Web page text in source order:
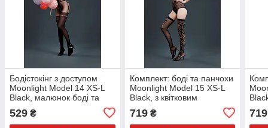
Бодістокінг з доступом
Moonlight Model 14 XS-L
Black, малюнок боді та
529 ₴
Комплект: боді та панчохи
Moonlight Model 15 XS-L
Black, з квітковим
вертикальним малюнком
719₴ 719